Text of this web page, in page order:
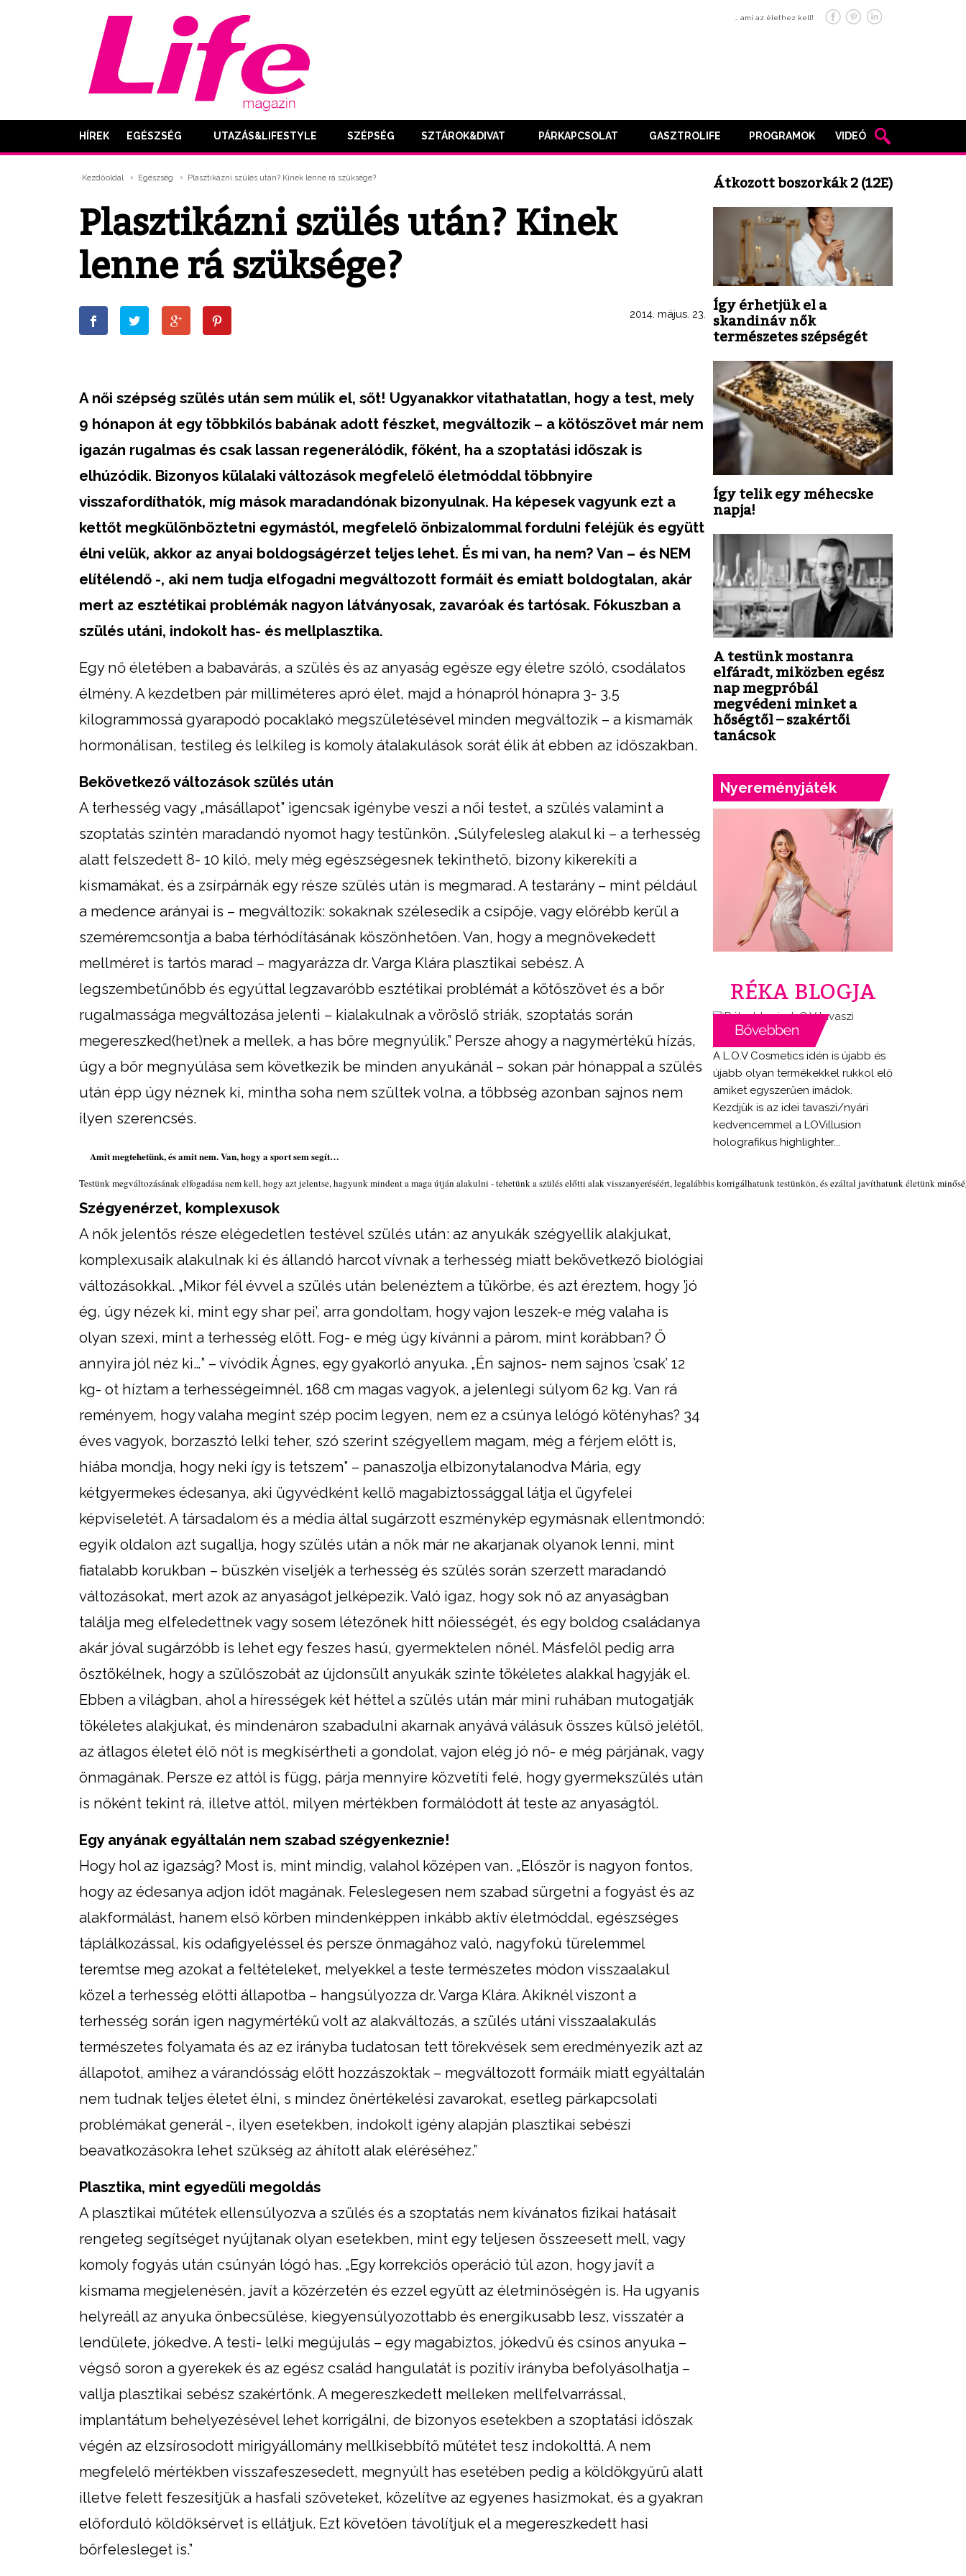
… ami az élethez kell!
HÍREK EGÉSZSÉG UTAZÁS&LIFESTYLE SZÉPSÉG SZTÁROK&DIVAT PÁRKAPCSOLAT GASZTROLIFE PROGRAMOK VIDEÓ
Kezdőoldal Egészség Plasztikázni szülés után? Kinek lenne rá szüksége?
Plasztikázni szülés után? Kinek
lenne rá szüksége?
2014. május. 23.
A női szépség szülés után sem múlik el, sőt! Ugyanakkor vitathatatlan, hogy a test, mely
9 hónapon át egy többkilós babának adott fészket, megváltozik – a kötőszövet már nem
igazán rugalmas és csak lassan regenerálódik, főként, ha a szoptatási időszak is
elhúzódik. Bizonyos külalaki változások megfelelő életmóddal többnyire
visszafordíthatók, míg mások maradandónak bizonyulnak. Ha képesek vagyunk ezt a
kettőt megkülönböztetni egymástól, megfelelő önbizalommal fordulni feléjük és együtt
élni velük, akkor az anyai boldogságérzet teljes lehet. És mi van, ha nem? Van – és NEM
elítélendő -, aki nem tudja elfogadni megváltozott formáit és emiatt boldogtalan, akár
mert az esztétikai problémák nagyon látványosak, zavaróak és tartósak. Fókuszban a
szülés utáni, indokolt has- és mellplasztika.
Egy nő életében a babavárás, a szülés és az anyaság egésze egy életre szóló, csodálatos
élmény. A kezdetben pár milliméteres apró élet, majd a hónapról hónapra 3- 3,5
kilogrammossá gyarapodó pocaklakó megszületésével minden megváltozik – a kismamák
hormonálisan, testileg és lelkileg is komoly átalakulások sorát élik át ebben az időszakban.
Bekövetkező változások szülés után
A terhesség vagy „másállapot” igencsak igénybe veszi a női testet, a szülés valamint a
szoptatás szintén maradandó nyomot hagy testünkön. „Súlyfelesleg alakul ki – a terhesség
alatt felszedett 8- 10 kiló, mely még egészségesnek tekinthető, bizony kikerekíti a
kismamákat, és a zsírpárnák egy része szülés után is megmarad. A testarány – mint például
a medence arányai is – megváltozik: sokaknak szélesedik a csípője, vagy előrébb kerül a
szeméremcsontja a baba térhódításának köszönhetően. Van, hogy a megnövekedett
mellméret is tartós marad – magyarázza dr. Varga Klára plasztikai sebész. A
legszembetűnőbb és egyúttal legzavaróbb esztétikai problémát a kötőszövet és a bőr
rugalmassága megváltozása jelenti – kialakulnak a vöröslő striák, szoptatás során
megereszked(het)nek a mellek, a has bőre megnyúlik.” Persze ahogy a nagymértékű hízás,
úgy a bőr megnyúlása sem következik be minden anyukánál – sokan pár hónappal a szülés
után épp úgy néznek ki, mintha soha nem szültek volna, a többség azonban sajnos nem
ilyen szerencsés.
Testünk megváltozásának elfogadása nem kell, hogy azt jelentse, hagyunk mindent a maga útján alakulni - tehetünk a szülés előtti alak visszanyeréséért, legalábbis korrigálhatunk testünkön, és ezáltal javíthatunk életünk
Szégyenérzet, komplexusok
A nők jelentős része elégedetlen testével szülés után: az anyukák szégyellik alakjukat,
komplexusaik alakulnak ki és állandó harcot vívnak a terhesség miatt bekövetkező biológiai
változásokkal. „Mikor fél évvel a szülés után belenéztem a tükörbe, és azt éreztem, hogy ’jó
ég, úgy nézek ki, mint egy shar pei’, arra gondoltam, hogy vajon leszek-e még valaha is
olyan szexi, mint a terhesség előtt. Fog- e még úgy kívánni a párom, mint korábban? Ő
annyira jól néz ki…” – vívódik Ágnes, egy gyakorló anyuka. „Én sajnos- nem sajnos ’csak’ 12
kg- ot híztam a terhességeimnél. 168 cm magas vagyok, a jelenlegi súlyom 62 kg. Van rá
reményem, hogy valaha megint szép pocim legyen, nem ez a csúnya lelógó kötényhas? 34
éves vagyok, borzasztó lelki teher, szó szerint szégyellem magam, még a férjem előtt is,
hiába mondja, hogy neki így is tetszem” – panaszolja elbizonytalanodva Mária, egy
kétgyermekes édesanya, aki ügyvédként kellő magabiztossággal látja el ügyfelei
képviseletét. A társadalom és a média által sugárzott eszménykép egymásnak ellentmondó:
egyik oldalon azt sugallja, hogy szülés után a nők már ne akarjanak olyanok lenni, mint
fiatalabb korukban – büszkén viseljék a terhesség és szülés során szerzett maradandó
változásokat, mert azok az anyaságot jelképezik. Való igaz, hogy sok nő az anyaságban
találja meg elfeledettnek vagy sosem létezőnek hitt nőiességét, és egy boldog családanya
akár jóval sugárzóbb is lehet egy feszes hasú, gyermektelen nőnél. Másfelől pedig arra
ösztökélnek, hogy a szülőszobát az újdonsült anyukák szinte tökéletes alakkal hagyják el.
Ebben a világban, ahol a hírességek két héttel a szülés után már mini ruhában mutogatják
tökéletes alakjukat, és mindenáron szabadulni akarnak anyává válásuk összes külső jelétől,
az átlagos életet élő nőt is megkísértheti a gondolat, vajon elég jó nő- e még párjának, vagy
önmagának. Persze ez attól is függ, párja mennyire közvetíti felé, hogy gyermekszülés után
is nőként tekint rá, illetve attól, milyen mértékben formálódott át teste az anyaságtól.
Egy anyának egyáltalán nem szabad szégyenkeznie!
Hogy hol az igazság? Most is, mint mindig, valahol középen van. „Először is nagyon fontos,
hogy az édesanya adjon időt magának. Feleslegesen nem szabad sürgetni a fogyást és az
alakformálást, hanem első körben mindenképpen inkább aktív életmóddal, egészséges
táplálkozással, kis odafigyeléssel és persze önmagához való, nagyfokú türelemmel
teremtse meg azokat a feltételeket, melyekkel a teste természetes módon visszaalakul
közel a terhesség előtti állapotba – hangsúlyozza dr. Varga Klára. Akiknél viszont a
terhesség során igen nagymértékű volt az alakváltozás, a szülés utáni visszaalakulás
természetes folyamata és az ez irányba tudatosan tett törekvések sem eredményezik azt az
állapotot, amihez a várandósság előtt hozzászoktak – megváltozott formáik miatt egyáltalán
nem tudnak teljes életet élni, s mindez önértékelési zavarokat, esetleg párkapcsolati
problémákat generál -, ilyen esetekben, indokolt igény alapján plasztikai sebészi
beavatkozásokra lehet szükség az áhított alak eléréséhez.”
Plasztika, mint egyedüli megoldás
A plasztikai műtétek ellensúlyozva a szülés és a szoptatás nem kívánatos fizikai hatásait
rengeteg segítséget nyújtanak olyan esetekben, mint egy teljesen összeesett mell, vagy
komoly fogyás után csúnyán lógó has. „Egy korrekciós operáció túl azon, hogy javít a
kismama megjelenésén, javít a közérzetén és ezzel együtt az életminőségén is. Ha ugyanis
helyreáll az anyuka önbecsülése, kiegyensúlyozottabb és energikusabb lesz, visszatér a
lendülete, jókedve. A testi- lelki megújulás – egy magabiztos, jókedvű és csinos anyuka –
végső soron a gyerekek és az egész család hangulatát is pozitív irányba befolyásolhatja –
vallja plasztikai sebész szakértőnk. A megereszkedett melleken mellfelvarrással,
implantátum behelyezésével lehet korrigálni, de bizonyos esetekben a szoptatási időszak
végén az elzsírosodott mirigyállomány mellkisebbítő műtétet tesz indokolttá. A nem
megfelelő mértékben visszafeszesedett, megnyúlt has esetében pedig a köldökgyűrű alatt
illetve felett feszesítjük a hasfali szöveteket, közelítve az egyenes hasizmokat, és a gyakran
előforduló köldöksérvet is ellátjuk. Ezt követően távolítjuk el a megereszkedett hasi
bőrfelesleget is.”
Átkozott boszorkák 2 (12E)
Így érhetjük el a
skandináv nők
természetes szépségét
Így telik egy méhecske
napja!
A testünk mostanra
elfáradt, miközben egész
nap megpróbál
megvédeni minket a
hőségtől – szakértői
tanácsok
Nyereményjáték
RÉKA BLOGJA
A L.O.V Cosmetics idén is újabb és
újabb olyan termékekkel rukkol elő
amiket egyszerűen imádok.
Kezdjük is az idei tavaszi/nyári
kedvencemmel a LOVillusion
holografikus highlighter...